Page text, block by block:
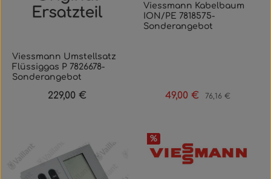
Viessmann Umstellsatz
Flüssiggas P 7826678-
Sonderangebot
Regulärer Preis:
229,00 €
Viessmann Kabelbaum
ION/PE 7818575-
Sonderangebot
Verkaufspreis:
49,00 € Regulärer Preis:
76,16 €
%